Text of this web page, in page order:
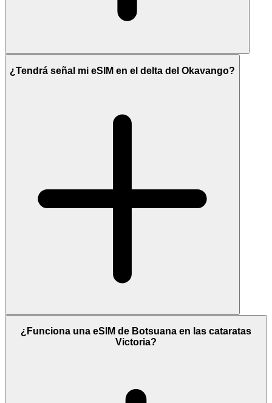
¿Tendrá señal mi eSIM en el delta del Okavango?
¿Funciona una eSIM de Botsuana en las cataratas
Victoria?